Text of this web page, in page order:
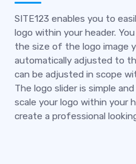
SITE123 enables you to
logo within your header.
the size of the logo image
automatically adjusted to
can be adjusted in scope
The logo slider is simple
scale your logo within your
create a professional